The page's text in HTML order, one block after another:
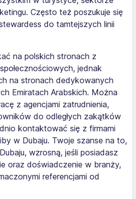
Często też poszukuje się
do tamtejszych linii
na polskich stronach z
jednak
na stronach dedykowanych
Emiratach Arabskich. Można
z agencjami zatrudnienia,
do odległych zakątków
kontaktować się z firmami
w Dubaju. Twoje szanse na to,
wzrosną, jeśli posiadasz
oraz doświadczenie w branży,
referencjami od